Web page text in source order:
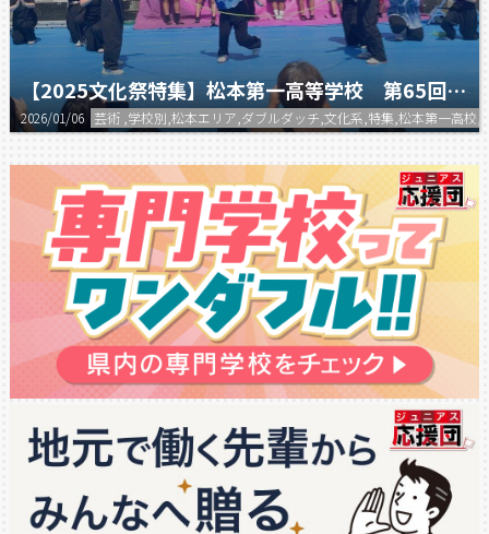
【2025文化祭特集】松本第一高等学校 第65回香椿祭 ダブルダッチ部
2026/01/06 芸術 ,学校別,松本エリア,ダブルダッチ,文化系,特集,松本第一高校,